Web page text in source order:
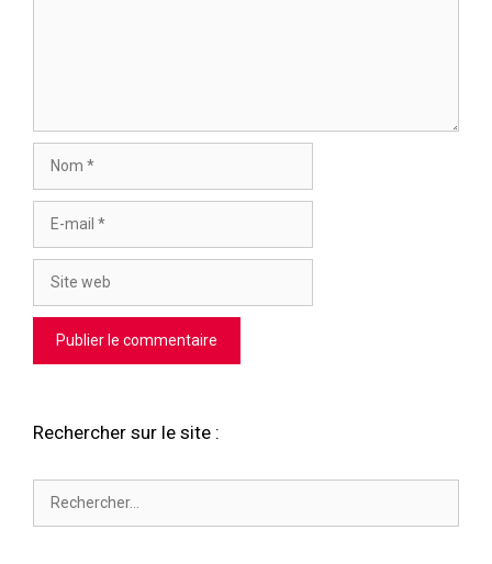
mail
web
Rechercher sur le site :